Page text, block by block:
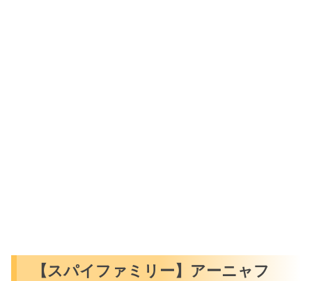
【スパイファミリー】アーニャフ